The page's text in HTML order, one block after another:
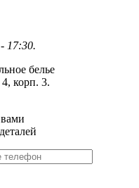
17:30.
белье
корп. 3.